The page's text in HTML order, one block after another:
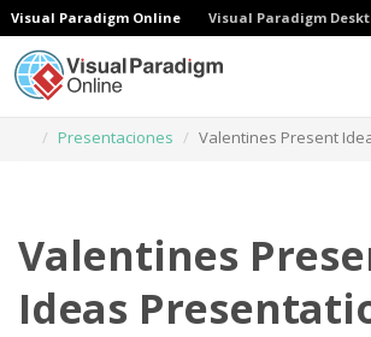
Visual Paradigm Online Visual Paradigm
Presentaciones
Valentines Present
Valentines
Ideas